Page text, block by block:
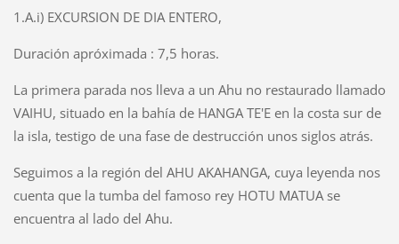
1.A.i) EXCURSION DE DIA ENTERO,
Duración apróximada : 7,5 horas.
La primera parada nos lleva a un Ahu no restaurado llamado
VAIHU, situado en la bahía de HANGA TE'E en la costa sur de
la isla, testigo de una fase de destrucción unos siglos atrás.
Seguimos a la región del AHU AKAHANGA, cuya leyenda nos
cuenta que la tumba del famoso rey HOTU MATUA se
encuentra al lado del Ahu.